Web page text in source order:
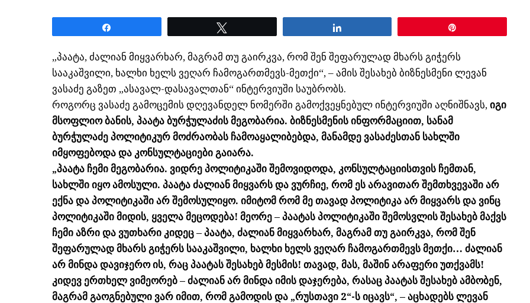
„პაატა, ძალიან მიყვარხარ, მაგრამ თუ გაირკვა, რომ შენ შეფარულად მხარს გიჭერს
სააკაშვილი, ხალხი ხელს ვეღარ ჩამოგართმევს-მეთქი“, – ამის შესახებ ბიზნესმენი ლევან
ვასაძე გაზეთ „ასავალ-დასავალთან“ ინტერვიუში საუბრობს.
როგორც ვასაძე გამოცემის დღევანდელ ნომერში გამოქვეყნებულ ინტერვიუში აღნიშნავს, იგი
მსოფლიო ბანის, პაატა ბურჭულაძის მეგობარია. ბიზნესმენის ინფორმაციით, სანამ
ბურჭულაძე პოლიტიკურ მოძრაობას ჩამოაყალიბებდა, მანამდე ვასაძესთან სახლში
იმყოფებოდა და კონსულტაციები გაიარა.
„პაატა ჩემი მეგობარია. ვიდრე პოლიტიკაში შემოვიდოდა, კონსულტაციისთვის ჩემთან,
სახლში იყო ამოსული. პაატა ძალიან მიყვარს და ვურჩიე, რომ ეს არავითარ შემთხვევაში არ
ექნა და პოლიტიკაში არ შემოსულიყო. იმიტომ რომ მე თავად პოლიტიკა არ მიყვარს და ვინც
პოლიტიკაში მიდის, ყველა მეცოდება! მეორე – პაატას პოლიტიკაში შემოსვლის შესახებ მაქვს
ჩემი აზრი და ვუთხარი კიდეც – პაატა, ძალიან მიყვარხარ, მაგრამ თუ გაირკვა, რომ შენ
შეფარულად მხარს გიჭერს სააკაშვილი, ხალხი ხელს ვეღარ ჩამოგართმევს მეთქი… ძალიან
არ მინდა დავიჯერო ის, რაც პაატას შესახებ მესმის! თავად, მას, მაშინ არაფერი უთქვამს!
კიდევ ერთხელ ვიმეორებ – ძალიან არ მინდა იმის დაჯერება, რასაც პაატას შესახებ ამბობენ,
მაგრამ გაოგნებული ვარ იმით, რომ გამოდის და „რუსთავი 2“-ს იცავს“, – აცხადებს ლევან